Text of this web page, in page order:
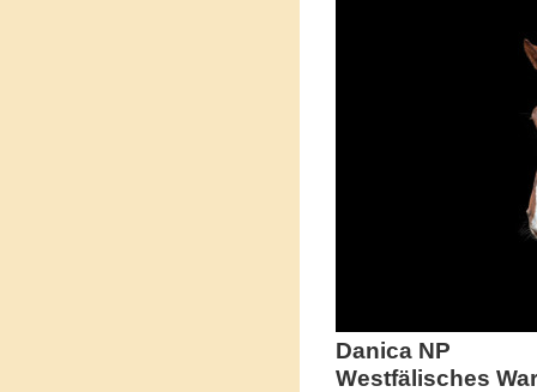
Danica NP
Westfälisches